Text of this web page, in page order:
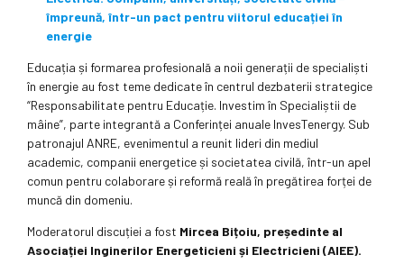
împreună, într-un pact pentru viitorul educației în
energie
Educația și formarea profesională a noii generații de specialiști
în energie au fost teme dedicate în centrul dezbaterii strategice
“Responsabilitate pentru Educație. Investim în Specialiștii de
mâine”, parte integrantă a Conferinței anuale InvesTenergy. Sub
patronajul ANRE, evenimentul a reunit lideri din mediul
academic, companii energetice și societatea civilă, într-un apel
comun pentru colaborare și reformă reală în pregătirea forței de
muncă din domeniu.
Moderatorul discuției a fost Mircea Bițoiu, președinte al
Asociației Inginerilor Energeticieni și Electricieni (AIEE).